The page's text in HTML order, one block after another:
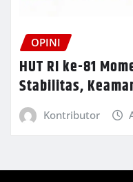
OPINI
HUT RI ke-81
Stabilitas,
Kontributor